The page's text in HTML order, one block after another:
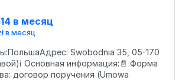
в месяц
в месяц
Swobodnia 35, 05-170
Основная информация:📄 Форма
договор поручения (Umowa